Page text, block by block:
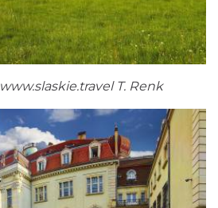
www.slaskie.travelT. Renk